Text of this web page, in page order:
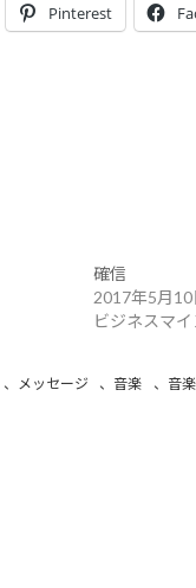
Pinterest
確信
2017年5月10
ビジネスマイ
、 メッセージ 、 音楽 、 音